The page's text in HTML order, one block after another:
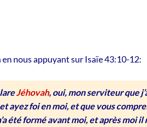
nous appuyant sur Isaïe 43:10-12:
Jéhovah, oui, mon serviteur que
ayez foi en moi, et que vous
été formé avant moi, et après moi il